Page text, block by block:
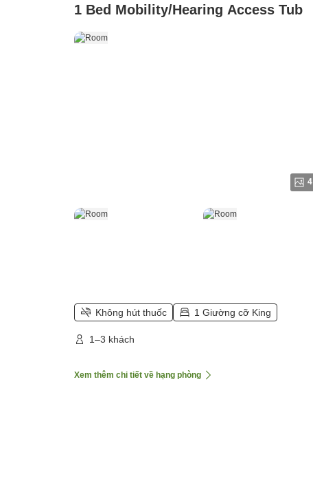
1 Bed Mobility/Hearing Access Tub
4
Không hút thuốc 1 Giường cỡ King
1–3 khách
Xem thêm chi tiết về hạng phòng